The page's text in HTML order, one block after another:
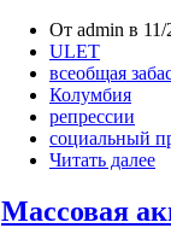
От admin в 11/
ULET
всеобщая
Колумбия
репрессии
социальный
Читать далее
Массовая